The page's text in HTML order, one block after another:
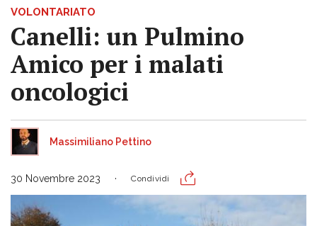
VOLONTARIATO
Canelli: un Pulmino
Amico per i malati
oncologici
Massimiliano Pettino
30 Novembre 2023 Condividi